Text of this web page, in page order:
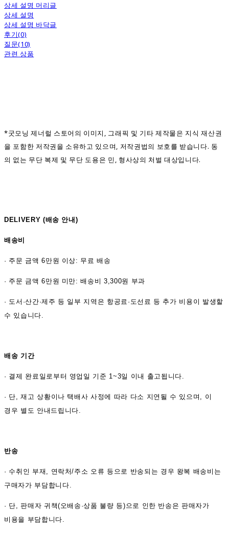
상세 설명 머리글
상세 설명
상세 설명 바닥글
후기(0)
질문(10)
관련 상품
*굿모닝 제너럴 스토어의 이미지, 그래픽 및 기타 제작물은 지식 재산권
을 포함한 저작권을 소유하고 있으며, 저작권법의 보호를 받습니다. 동
의 없는 무단 복제 및 무단 도용은 민, 형사상의 처벌 대상입니다.
DELIVERY (배송 안내)
배송비
· 주문 금액 6만원 이상: 무료 배송
· 주문 금액 6만원 미만: 배송비 3,300원 부과
· 도서·산간·제주 등 일부 지역은 항공료·도선료 등 추가 비용이 발생할
수 있습니다.
배송 기간
· 결제 완료일로부터 영업일 기준 1~3일 이내 출고됩니다.
· 단, 재고 상황이나 택배사 사정에 따라 다소 지연될 수 있으며, 이
경우 별도 안내드립니다.
반송
· 수취인 부재, 연락처/주소 오류 등으로 반송되는 경우 왕복 배송비는
구매자가 부담합니다.
· 단, 판매자 귀책(오배송·상품 불량 등)으로 인한 반송은 판매자가
비용을 부담합니다.